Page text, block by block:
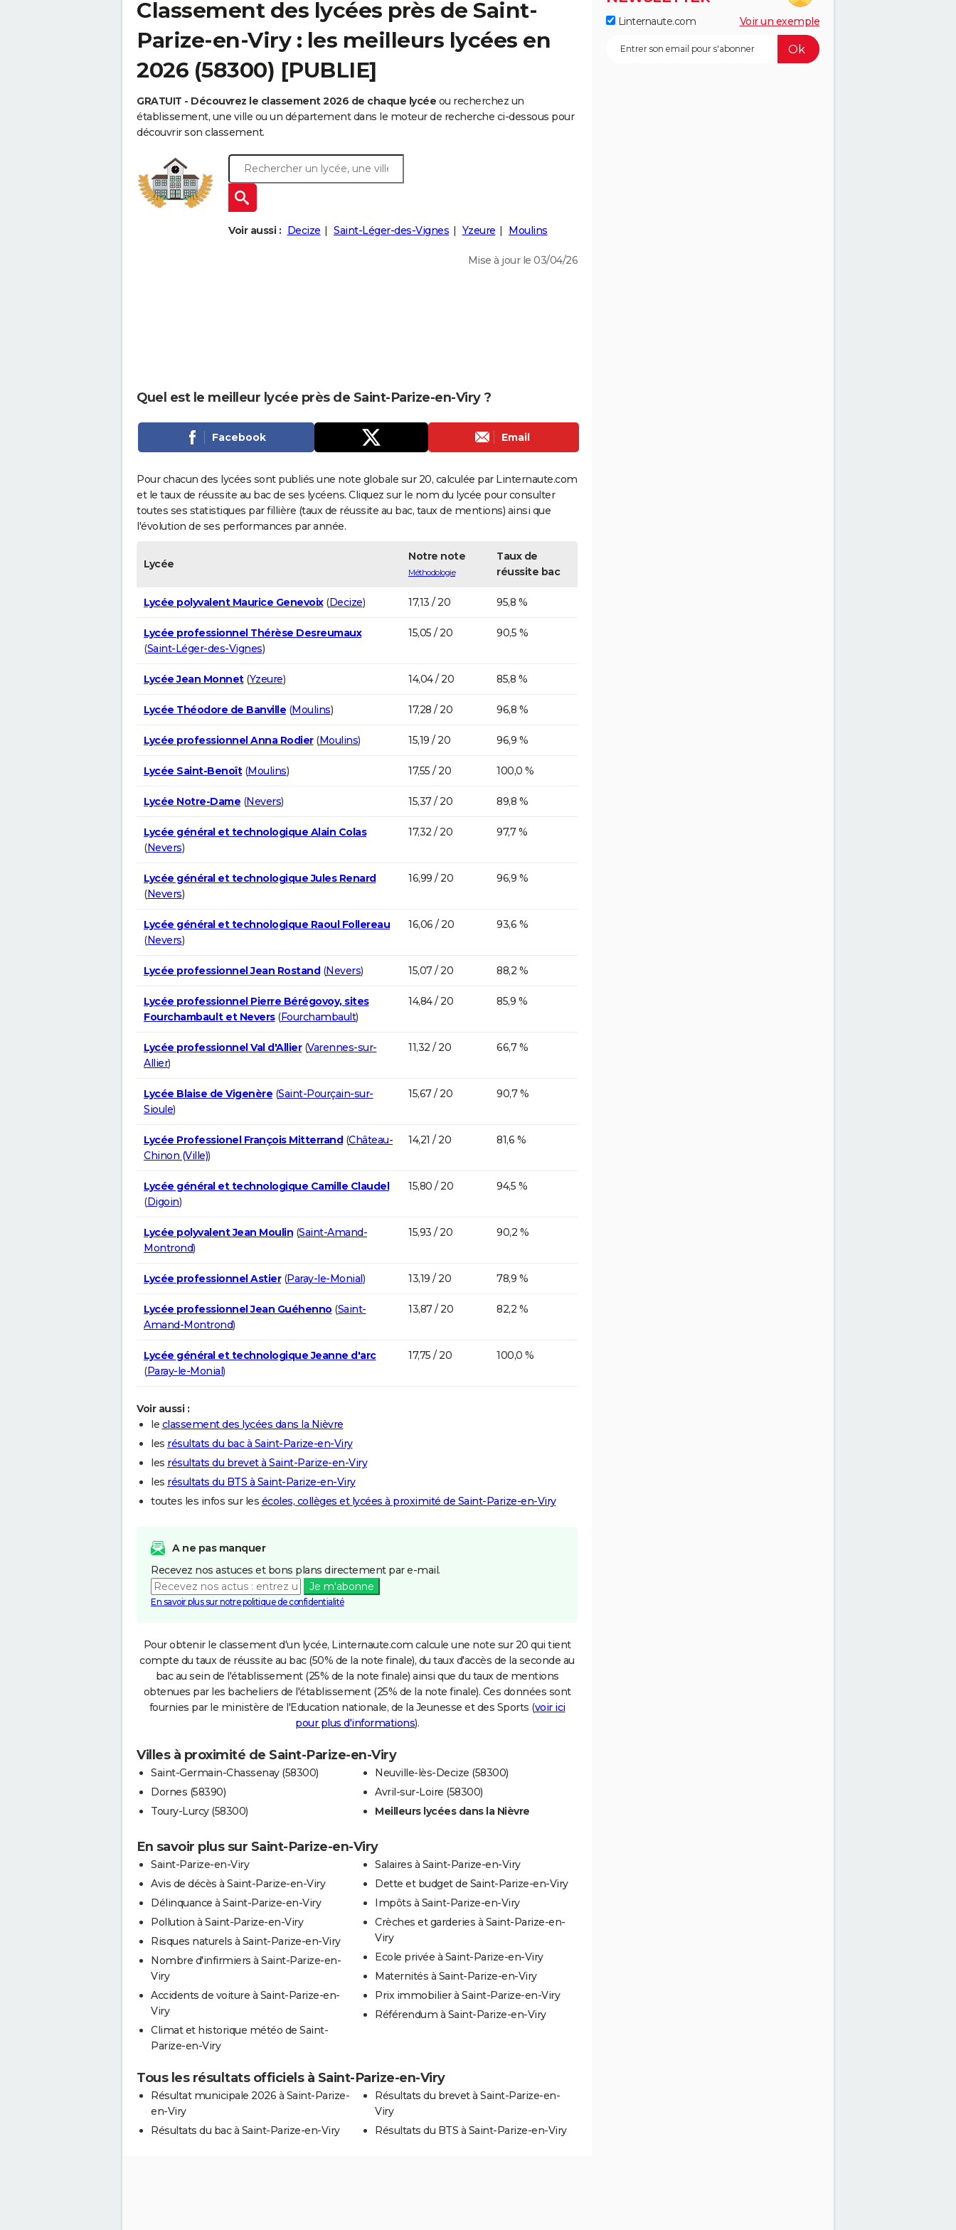
Classement des lycées près de Saint-
Parize-en-Viry : les meilleurs lycées en
2026 (58300) [PUBLIE]
GRATUIT - Découvrez le classement 2026 de chaque lycée ou recherchez un
établissement, une ville ou un département dans le moteur de recherche ci-dessous pour
découvrir son classement.
Voir aussi : Decize Saint-Léger-des-Vignes Yzeure Moulins
Mise à jour le 03/04/26
Quel est le meilleur lycée près de Saint-Parize-en-Viry ?
Facebook Email
Pour chacun des lycées sont publiés une note globale sur 20, calculée par Linternaute.com
et le taux de réussite au bac de ses lycéens. Cliquez sur le nom du lycée pour consulter
toutes ses statistiques par fillière (taux de réussite au bac, taux de mentions) ainsi que
l'évolution de ses performances par année.
Lycée
Notre note
Méthodologie
Taux de
réussite bac
Lycée polyvalent Maurice Genevoix(Decize) 17,13 / 20 95,8 %
Lycée professionnel Thérèse Desreumaux
(Saint-Léger-des-Vignes)
15,05 / 20 90,5 %
Lycée Jean Monnet(Yzeure) 14,04 / 20 85,8 %
Lycée Théodore de Banville (Moulins) 17,28 / 20 96,8 %
Lycée professionnel Anna Rodier(Moulins) 15,19 / 20 96,9 %
Lycée Saint-Benoît(Moulins) 17,55 / 20 100,0 %
Lycée Notre-Dame (Nevers) 15,37 / 20 89,8 %
Lycée général et technologique Alain Colas
(Nevers)
17,32 / 20 97,7 %
Lycée général et technologique Jules Renard
(Nevers)
16,99 / 20 96,9 %
Lycée général et technologique Raoul Follereau
(Nevers)
16,06 / 20 93,6 %
Lycée professionnel Jean Rostand(Nevers) 15,07 / 20 88,2 %
Lycée professionnel Pierre Bérégovoy, sites
Fourchambault et Nevers(Fourchambault)
14,84 / 20 85,9 %
Lycée professionnel Val d'Allier(Varennes-sur-
Allier)
11,32 / 20 66,7 %
Lycée Blaise de Vigenère (Saint-Pourçain-sur-
Sioule)
15,67 / 20 90,7 %
Lycée Professionel François Mitterrand(Château-
Chinon (Ville))
14,21 / 20 81,6 %
Lycée général et technologique Camille Claudel
(Digoin)
15,80 / 20 94,5 %
Lycée polyvalent Jean Moulin (Saint-Amand-
Montrond)
15,93 / 20 90,2 %
Lycée professionnel Astier(Paray-le-Monial) 13,19 / 20 78,9 %
Lycée professionnel Jean Guéhenno (Saint-
Amand-Montrond)
13,87 / 20 82,2 %
Lycée général et technologique Jeanne d'arc
(Paray-le-Monial)
17,75 / 20 100,0 %
Voir aussi :
le classement des lycées dans la Nièvre
les résultats du bac à Saint-Parize-en-Viry
les résultats du brevet à Saint-Parize-en-Viry
les résultats du BTS à Saint-Parize-en-Viry
toutes les infos sur les écoles, collèges et lycées à proximité de Saint-Parize-en-Viry
A ne pas manquer
Recevez nos astuces et bons plans directement par e-mail.
Je m'abonne
En savoir plus sur notre politique de confidentialité
Pour obtenir le classement d'un lycée, Linternaute.com calcule une note sur 20 qui tient
compte du taux de réussite au bac (50% de la note finale), du taux d'accès de la seconde au
bac au sein de l'établissement (25% de la note finale) ainsi que du taux de mentions
obtenues par les bacheliers de l'établissement (25% de la note finale). Ces données sont
fournies par le ministère de l'Education nationale, de la Jeunesse et des Sports (voir ici
pour plus d'informations).
Villes à proximité de Saint-Parize-en-Viry
Saint-Germain-Chassenay (58300)
Dornes (58390)
Toury-Lurcy (58300)
Neuville-lès-Decize (58300)
Avril-sur-Loire (58300)
Meilleurs lycées dans la Nièvre
En savoir plus sur Saint-Parize-en-Viry
Saint-Parize-en-Viry
Avis de décès à Saint-Parize-en-Viry
Délinquance à Saint-Parize-en-Viry
Pollution à Saint-Parize-en-Viry
Risques naturels à Saint-Parize-en-Viry
Nombre d'infirmiers à Saint-Parize-en-
Viry
Accidents de voiture à Saint-Parize-en-
Viry
Climat et historique météo de Saint-
Parize-en-Viry
Salaires à Saint-Parize-en-Viry
Dette et budget de Saint-Parize-en-Viry
Impôts à Saint-Parize-en-Viry
Crèches et garderies à Saint-Parize-en-
Viry
Ecole privée à Saint-Parize-en-Viry
Maternités à Saint-Parize-en-Viry
Prix immobilier à Saint-Parize-en-Viry
Référendum à Saint-Parize-en-Viry
Tous les résultats officiels à Saint-Parize-en-Viry
Résultat municipale 2026 à Saint-Parize-
en-Viry
Résultats du bac à Saint-Parize-en-Viry
Résultats du brevet à Saint-Parize-en-
Viry
Résultats du BTS à Saint-Parize-en-Viry
Linternaute.com Voir un exemple